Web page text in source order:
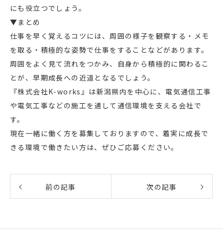
にも役立つでしょう。
▼まとめ
仕事を早く覚えるコツには、周囲の様子を観察する・メモ
を取る・積極的な姿勢で仕事をすることなどがあります。
周囲をよく見て流れをつかみ、自身から積極的に関わるこ
とが、早期成長への近道となるでしょう。
『株式会社K-works』は新潟県内を中心に、電気通信工事
や電気工事などの施工を通して通信環境を支える会社で
す。
現在一緒に働く方を募集しておりますので、着実に成長で
きる環境で働きたい方は、ぜひご応募ください。
前の記事 次の記事